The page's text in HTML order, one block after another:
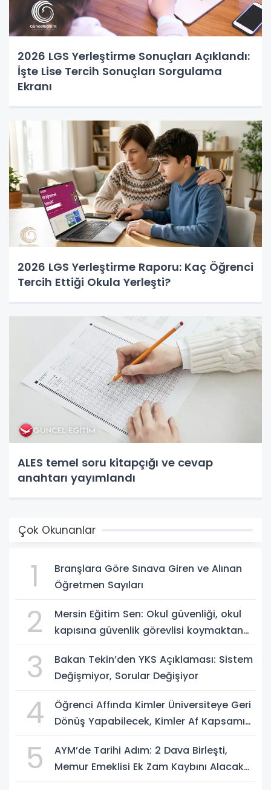
2026 LGS Yerleştirme Sonuçları Açıklandı:
İşte Lise Tercih Sonuçları Sorgulama
Ekranı
2026 LGS Yerleştirme Raporu: Kaç Öğrenci
Tercih Ettiği Okula Yerleşti?
ALES temel soru kitapçığı ve cevap
anahtarı yayımlandı
Çok Okunanlar
1
Branşlara Göre Sınava Giren ve Alınan
Öğretmen Sayıları
2
Mersin Eğitim Sen: Okul güvenliği, okul
kapısına güvenlik görevlisi koymaktan
3
Bakan Tekin’den YKS Açıklaması: Sistem
Değişmiyor, Sorular Değişiyor
4
Öğrenci Affında Kimler Üniversiteye Geri
Dönüş Yapabilecek, Kimler Af Kapsamı
5
AYM’de Tarihi Adım: 2 Dava Birleşti,
Memur Emeklisi Ek Zam Kaybını Alacak